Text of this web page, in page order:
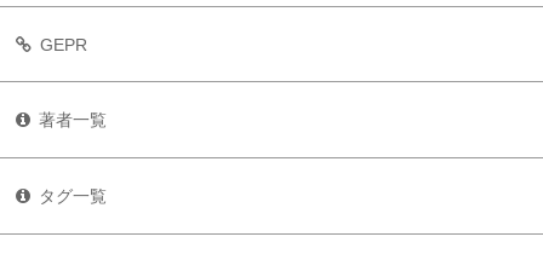
GEPR
著者一覧
タグ一覧